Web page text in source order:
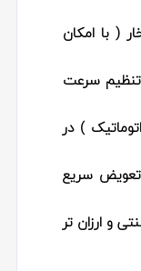
یا ۲ اسب‌ بخار ( با امکان
دنده برای تنظیم سرعت
) در
تعویض سریع
و ارزان‌ تر